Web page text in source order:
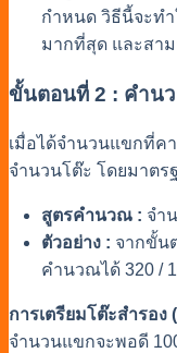
กำหนด วิธีนี้จะทำ
มากที่สุด และสา
ขั้นตอนที่ 2 : คำน
เมื่อได้จำนวนแขกที่ค
จำนวนโต๊ะ โดยมาตร
สูตรคำนวณ : จำ
ตัวอย่าง : จากขั้น
คำนวณได้ 320 /
การเตรียมโต๊ะสำรอง
จำนวนแขกจะพอดี